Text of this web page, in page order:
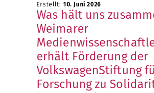
Erstellt: 10. Juni 2026
Was hält uns
Weimarer
erhält Förderung der
VolkswagenStiftung
Forschung zu